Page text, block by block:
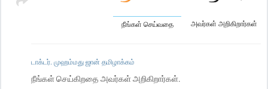
அவர்கள் அறிகிறார்கள்
நீங்கள் செய்வதை
டாக்டர். முஹம்மது ஜான் தமிழாக்கம்
நீங்கள் செய்கிறதை அவர்கள் அறிகிறார்கள்.